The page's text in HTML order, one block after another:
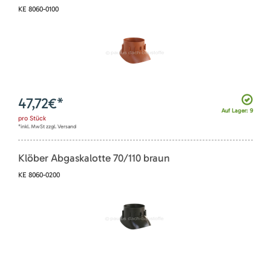
KE 8060-0100
Auf Lager: 9
47,72€*
pro Stück
*inkl. MwSt zzgl. Versand
Klöber Abgaskalotte 70/110 braun
KE 8060-0200